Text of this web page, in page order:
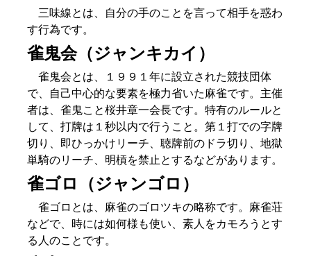
三味線とは、自分の手のことを言って相手を惑わ
す行為です。
雀鬼会（ジャンキカイ）
雀鬼会とは、１９９１年に設立された競技団体
で、自己中心的な要素を極力省いた麻雀です。主催
者は、雀鬼こと桜井章一会長です。特有のルールと
して、打牌は１秒以内で行うこと。第１打での字牌
切り、即ひっかけリーチ、聴牌前のドラ切り、地獄
単騎のリーチ、明槓を禁止とするなどがあります。
雀ゴロ（ジャンゴロ）
雀ゴロとは、麻雀のゴロツキの略称です。麻雀荘
などで、時には如何様も使い、素人をカモろうとす
る人のことです。